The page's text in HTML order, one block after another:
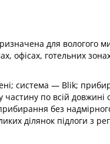
для вологого
офісах, готельних
система — Blik;
по всій довжині
без
ділянок підлоги з